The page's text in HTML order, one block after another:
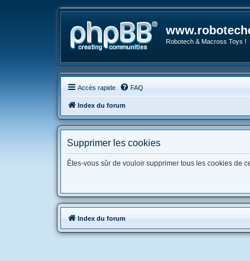
Robotech & Macross Toys !
Accès rapide FAQ
Index du forum
Supprimer les cookies
Êtes-vous sûr de vouloir supprimer tous les cookies de
Index du forum